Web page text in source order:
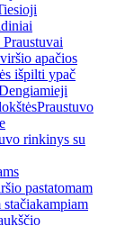
apačios
išpilti ypač
Praustuvo
rinkinys su
pastatomam